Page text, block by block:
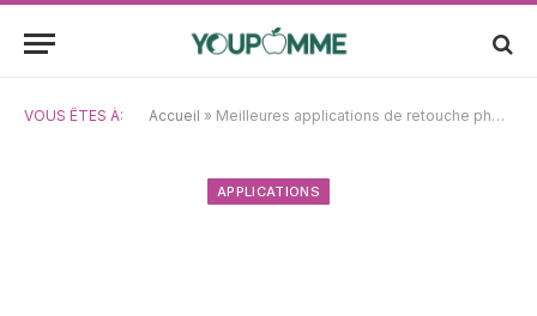
VOUS ÊTES À: Accueil » Meilleures applications de retouche photo pour iPad en 2025
APPLICATIONS